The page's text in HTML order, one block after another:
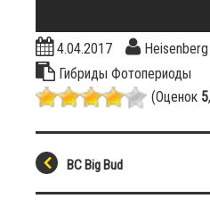
4.04.2017
Heisenberg
Гибриды Фотопериоды
(Оценок 5
BC Big Bud